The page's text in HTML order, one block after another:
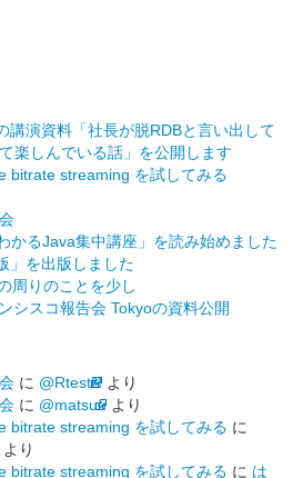
講演資料「社長が脱RDBと言い出して
楽しんでいる話」を公開します
bitrate streaming を試してみる
かるJava集中講座」を読み始めました
」を出版しました
周りのことを少し
シスコ報告会 Tokyoの資料公開
に @RtestR より
に @matsuu より
bitrate streaming を試してみる に
より
bitrate streaming を試してみる に は